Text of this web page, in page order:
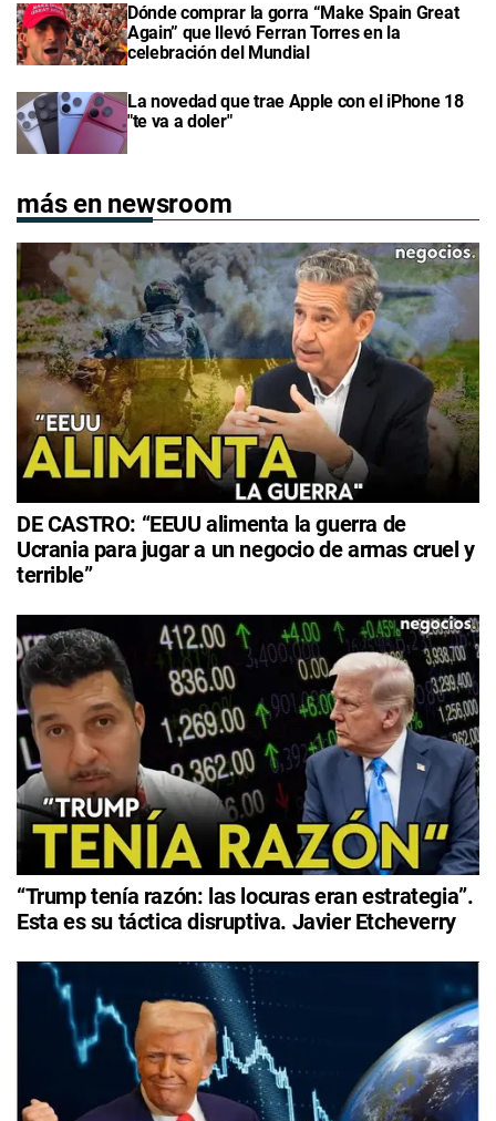
Dónde comprar la gorra “Make Spain Great
Again” que llevó Ferran Torres en la
celebración del Mundial
La novedad que trae Apple con el iPhone 18
"te va a doler"
más en newsroom
DE CASTRO: “EEUU alimenta la guerra de
Ucrania para jugar a un negocio de armas cruel y
terrible”
“Trump tenía razón: las locuras eran estrategia”.
Esta es su táctica disruptiva. Javier Etcheverry